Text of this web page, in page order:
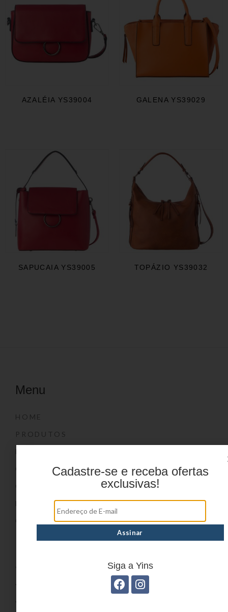
AZALÉIA YS39004 GALENA YS39029
SAPUCAIA YS39005 TOPÁZIO YS39032
Menu
HOME
PRODUTOS
DÚVIDAS FREQUENTES
ONDE COMPRAR
CONTATO
Marcas
Cadastre-se e receba ofertas
exclusivas!
Siga a Yins